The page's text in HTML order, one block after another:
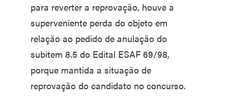
para reverter a reprovação, houve a
superveniente perda do objeto em
relação ao pedido de anulação do
subitem 8.5 do Edital ESAF 69/98,
porque mantida a situação de
reprovação do candidato no concurso.